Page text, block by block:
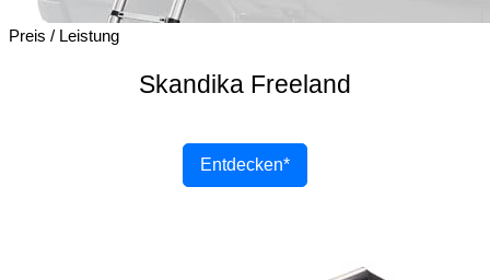
Preis / Leistung
Skandika Freeland
Entdecken*